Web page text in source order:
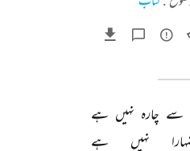
سے چارہ نہیں ہے
نہیں ہے